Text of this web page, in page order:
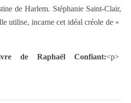
de Harlem. Stéphanie Saint-Clair,
utilise, incarne cet idéal créole de «
de Raphaël Confiant:<p>